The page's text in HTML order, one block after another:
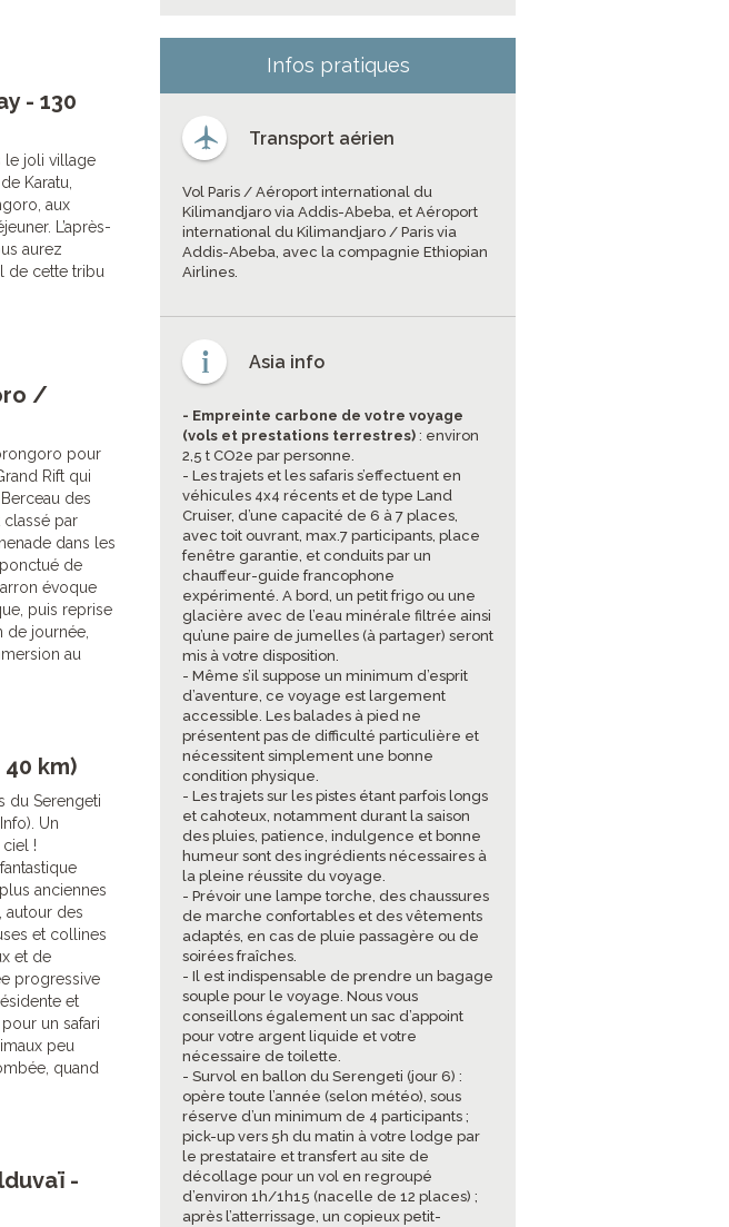
- 130
le joli village
Karatu,
aux
L’après-
aurez
de cette tribu
/
pour
Rift qui
des
classé par
dans les
de
évoque
puis reprise
de journée,
au
km)
du Serengeti
Un
!
anciennes
autour des
et collines
et de
progressive
et
un safari
peu
quand
-
Infos pratiques
Transport aérien
Vol Paris / Aéroport international du
Kilimandjaro via Addis-Abeba, et Aéroport
international du Kilimandjaro / Paris via
Addis-Abeba, avec la compagnie Ethiopian
Airlines.
Asia info
- Empreinte carbone de votre voyage
(vols et prestations terrestres) : environ
2,5 t CO2e par personne.
- Les trajets et les safaris s’effectuent en
véhicules 4x4 récents et de type Land
Cruiser, d’une capacité de 6 à 7 places,
avec toit ouvrant, max.7 participants, place
fenêtre garantie, et conduits par un
chauffeur-guide francophone
expérimenté. A bord, un petit frigo ou une
glacière avec de l’eau minérale filtrée ainsi
qu’une paire de jumelles (à partager) seront
mis à votre disposition.
- Même s’il suppose un minimum d’esprit
d’aventure, ce voyage est largement
accessible. Les balades à pied ne
présentent pas de difficulté particulière et
nécessitent simplement une bonne
condition physique.
- Les trajets sur les pistes étant parfois longs
et cahoteux, notamment durant la saison
des pluies, patience, indulgence et bonne
humeur sont des ingrédients nécessaires à
la pleine réussite du voyage.
- Prévoir une lampe torche, des chaussures
de marche confortables et des vêtements
adaptés, en cas de pluie passagère ou de
soirées fraîches.
- Il est indispensable de prendre un bagage
souple pour le voyage. Nous vous
conseillons également un sac d’appoint
pour votre argent liquide et votre
nécessaire de toilette.
- Survol en ballon du Serengeti (jour 6) :
opère toute l’année (selon météo), sous
réserve d’un minimum de 4 participants ;
pick-up vers 5h du matin à votre lodge par
le prestataire et transfert au site de
décollage pour un vol en regroupé
d’environ 1h/1h15 (nacelle de 12 places) ;
après l’atterrissage, un copieux petit-